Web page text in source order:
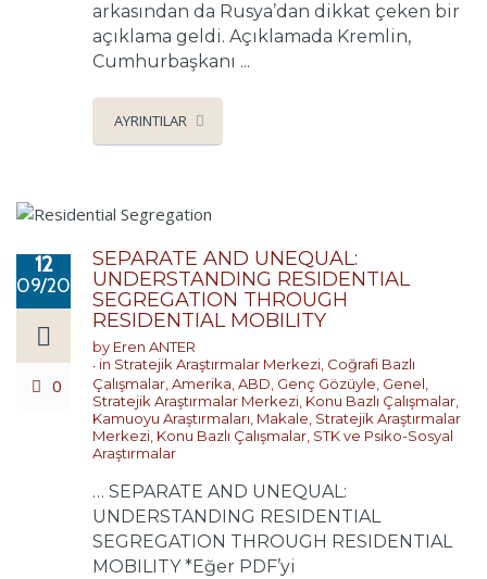
arkasından da Rusya’dan dikkat çeken bir
açıklama geldi. Açıklamada Kremlin,
Cumhurbaşkanı ...
AYRINTILAR
12
09/2024
0
SEPARATE AND UNEQUAL:
UNDERSTANDING RESIDENTIAL
SEGREGATION THROUGH
RESIDENTIAL MOBILITY
by Eren ANTER
in Stratejik Araştırmalar Merkezi Coğrafi Bazlı
Çalışmalar Amerika ABD Genç Gözüyle Genel
Stratejik Araştırmalar Merkezi Konu Bazlı Çalışmalar
Kamuoyu Araştırmaları Makale Stratejik Araştırmalar
Merkezi Konu Bazlı Çalışmalar STK ve Psiko-Sosyal
Araştırmalar
… SEPARATE AND UNEQUAL:
UNDERSTANDING RESIDENTIAL
SEGREGATION THROUGH RESIDENTIAL
MOBILITY *Eğer PDF’yi